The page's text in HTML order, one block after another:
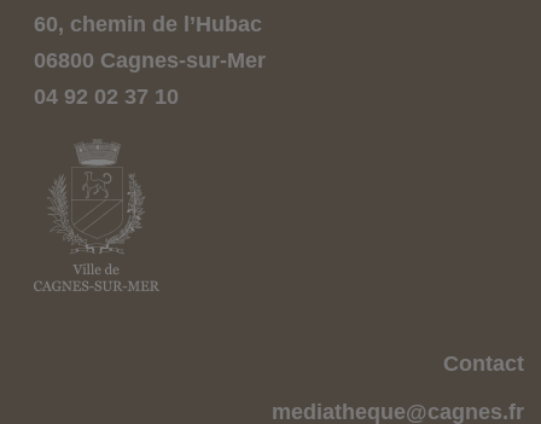
60, chemin de l’Hubac
06800 Cagnes-sur-Mer
04 92 02 37 10
Contact
mediatheque@cagnes.fr